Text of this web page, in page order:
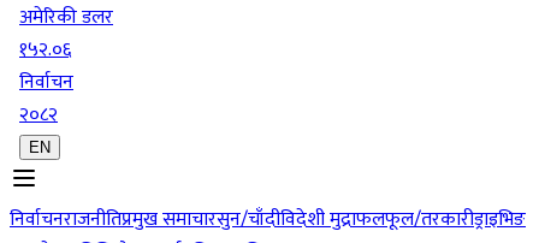
अमेरिकी डलर
१५२.०६
निर्वाचन
२०८२
EN
निर्वाचनराजनीतिप्रमुख समाचारसुन/चाँदीविदेशी मुद्राफलफूल/तरकारीड्राइभिङ